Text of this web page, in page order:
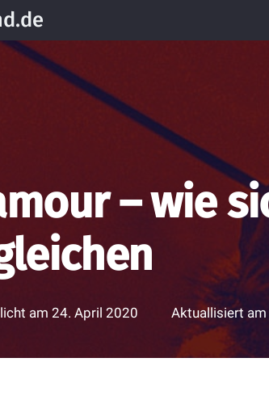
– wie
am24. April 2020 Aktuallisiert am